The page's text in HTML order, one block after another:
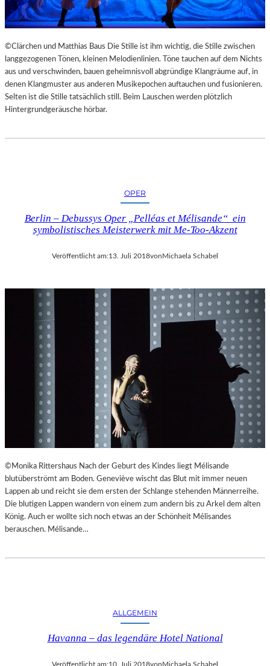
©Clärchen und Matthias Baus Die Stille ist ihm wichtig, die Stille zwischen
langgezogenen Tönen, kleinen Melodienlinien. Töne tauchen auf dem Nichts
aus und verschwinden, bauen geheimnisvoll abgründige Klangräume auf, in
denen Klangmuster aus anderen Musikepochen auftauchen und fusionieren.
Selten ist die Stille tatsächlich still. Beim Lauschen werden plötzlich
Hintergrundgeräusche hörbar.
OPER
Berlin – Debussys Oper „Pelléas et Mélisande“ ein
symbolistisches Meisterwerk mit Me-Too-Akzent
Veröffentlicht am:13. Juli 2018vonMichaela Schabel
©Monika Rittershaus Nach der Geburt des Kindes liegt Mélisande
blutüberströmt am Boden. Geneviève wischt das Blut mit immer neuen
Lappen ab und reicht sie dem ersten der Schlange stehenden Männerreihe.
Die blutigen Lappen wandern von einem zum andern bis zu Arkel dem alten
König. Auch er wollte sich noch etwas an der Schönheit Mélisandes
berauschen. Mélisande…
ALLGEMEIN
Havanna – das legendäre Hotel National
Veröffentlicht am:10. Juli 2018vonMichaela Schabel